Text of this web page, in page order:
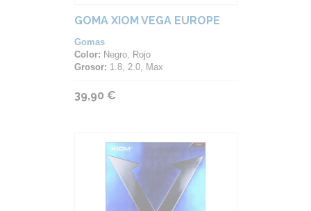
GOMA XIOM VEGA EUROPE
Gomas
Color: Negro, Rojo
Grosor: 1.8, 2.0, Max
39,90 €